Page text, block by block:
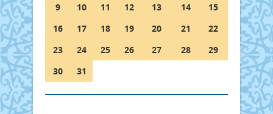
9
10 11 12 13 14
15
16
17 18 19 20 21
22
23
24 25 26 27 28
29
30
31